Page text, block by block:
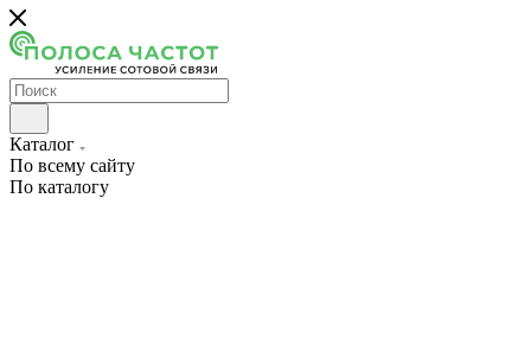
Каталог
По всему сайту
По каталогу